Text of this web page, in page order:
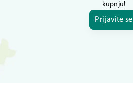
kupnju!
Prijavite se